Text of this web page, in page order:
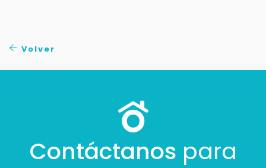
Volver
Contáctanos para